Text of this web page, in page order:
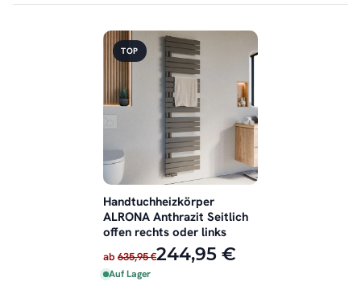
TOP
Handtuchheizkörper
ALRONA Anthrazit Seitlich
offen rechts oder links
ab 635,95 €244,95 €
Auf Lager